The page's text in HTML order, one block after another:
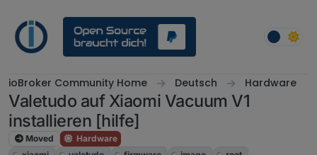
ioBroker Community Home Deutsch Hardware
Valetudo auf Xiaomi Vacuum V1
installieren [hilfe]
Moved
Hardware